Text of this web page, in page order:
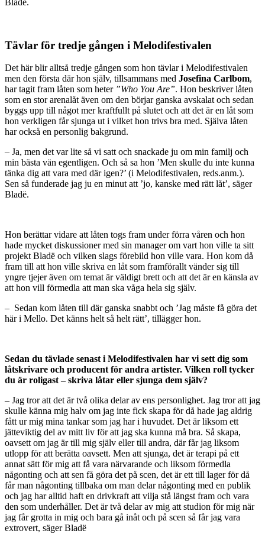
Bladë.
Tävlar för tredje gången i Melodifestivalen
Det här blir alltså tredje gången som hon tävlar i Melodifestivalen
men den första där hon själv, tillsammans med Josefina Carlbom,
har tagit fram låten som heter ”Who You Are”. Hon beskriver låten
som en stor arenalåt även om den börjar ganska avskalat och sedan
byggs upp till något mer kraftfullt på slutet och att det är en låt som
hon verkligen får sjunga ut i vilket hon trivs bra med. Själva låten
har också en personlig bakgrund.
– Ja, men det var lite så vi satt och snackade ju om min familj och
min bästa vän egentligen. Och så sa hon ’Men skulle du inte kunna
tänka dig att vara med där igen?’ (i Melodifestivalen, reds.anm.).
Sen så funderade jag ju en minut att ’jo, kanske med rätt låt’, säger
Bladë.
Hon berättar vidare att låten togs fram under förra våren och hon
hade mycket diskussioner med sin manager om vart hon ville ta sitt
projekt Bladë och vilken slags förebild hon ville vara. Hon kom då
fram till att hon ville skriva en låt som framförallt vänder sig till
yngre tjejer även om temat är väldigt brett och att det är en känsla av
att hon vill förmedla att man ska våga hela sig själv.
– Sedan kom låten till där ganska snabbt och ’Jag måste få göra det
här i Mello. Det känns helt så helt rätt’, tillägger hon.
Sedan du tävlade senast i Melodifestivalen har vi sett dig som
låtskrivare och producent för andra artister. Vilken roll tycker
du är roligast – skriva låtar eller sjunga dem själv?
– Jag tror att det är två olika delar av ens personlighet. Jag tror att jag
skulle känna mig halv om jag inte fick skapa för då hade jag aldrig
fått ur mig mina tankar som jag har i huvudet. Det är liksom ett
jätteviktig del av mitt liv för att jag ska kunna må bra. Så skapa,
oavsett om jag är till mig själv eller till andra, där får jag liksom
utlopp för att berätta oavsett. Men att sjunga, det är terapi på ett
annat sätt för mig att få vara närvarande och liksom förmedla
någonting och att sen få göra det på scen, det är ett till lager för då
får man någonting tillbaka om man delar någonting med en publik
och jag har alltid haft en drivkraft att vilja stå längst fram och vara
den som underhåller. Det är två delar av mig att studion för mig när
jag får grotta in mig och bara gå inåt och på scen så får jag vara
extrovert, säger Bladë